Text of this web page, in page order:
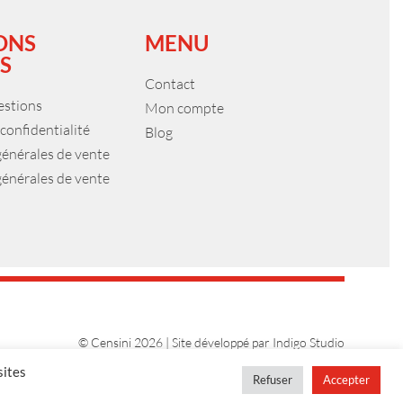
de vente
de vente
MENU
Contact
Mon compte
Blog
© Censini 2026 | Site développé par Indigo Studio
Refuser Accepter